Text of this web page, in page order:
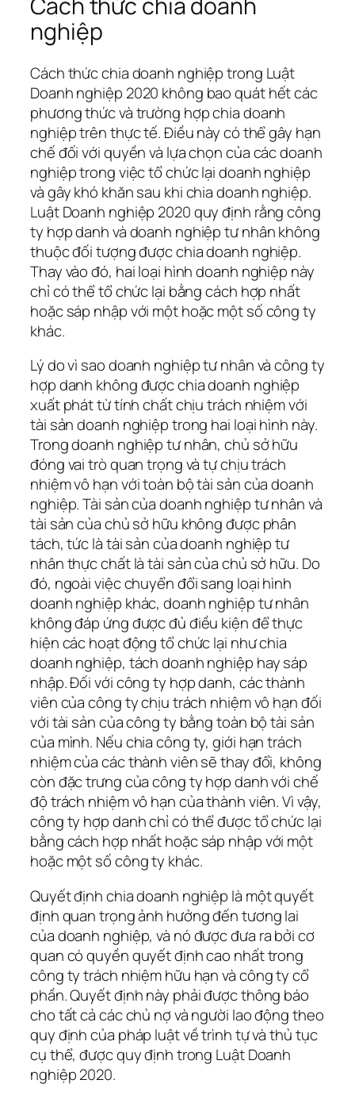
nghiệp
Cách thức chia doanh nghiệp trong Luật
Doanh nghiệp 2020 không bao quát hết các
phương thức và trường hợp chia doanh
nghiệp trên thực tế. Điều này có thể gây hạn
chế đối với quyền và lựa chọn của các doanh
nghiệp trong việc tổ chức lại doanh nghiệp
và gây khó khăn sau khi chia doanh nghiệp.
Luật Doanh nghiệp 2020 quy định rằng công
ty hợp danh và doanh nghiệp tư nhân không
thuộc đối tượng được chia doanh nghiệp.
Thay vào đó, hai loại hình doanh nghiệp này
chỉ có thể tổ chức lại bằng cách hợp nhất
hoặc sáp nhập với một hoặc một số công ty
khác.
Lý do vì sao doanh nghiệp tư nhân và công ty
hợp danh không được chia doanh nghiệp
xuất phát từ tính chất chịu trách nhiệm với
tài sản doanh nghiệp trong hai loại hình này.
Trong doanh nghiệp tư nhân, chủ sở hữu
đóng vai trò quan trọng và tự chịu trách
nhiệm vô hạn với toàn bộ tài sản của doanh
nghiệp. Tài sản của doanh nghiệp tư nhân và
tài sản của chủ sở hữu không được phân
tách, tức là tài sản của doanh nghiệp tư
nhân thực chất là tài sản của chủ sở hữu. Do
đó, ngoài việc chuyển đổi sang loại hình
doanh nghiệp khác, doanh nghiệp tư nhân
không đáp ứng được đủ điều kiện để thực
hiện các hoạt động tổ chức lại như chia
doanh nghiệp, tách doanh nghiệp hay sáp
nhập. Đối với công ty hợp danh, các thành
viên của công ty chịu trách nhiệm vô hạn đối
với tài sản của công ty bằng toàn bộ tài sản
của mình. Nếu chia công ty, giới hạn trách
nhiệm của các thành viên sẽ thay đổi, không
còn đặc trưng của công ty hợp danh với chế
độ trách nhiệm vô hạn của thành viên. Vì vậy,
công ty hợp danh chỉ có thể được tổ chức lại
bằng cách hợp nhất hoặc sáp nhập với một
hoặc một số công ty khác.
Quyết định chia doanh nghiệp là một quyết
định quan trọng ảnh hưởng đến tương lai
của doanh nghiệp, và nó được đưa ra bởi cơ
quan có quyền quyết định cao nhất trong
công ty trách nhiệm hữu hạn và công ty cổ
phần. Quyết định này phải được thông báo
cho tất cả các chủ nợ và người lao động theo
quy định của pháp luật về trình tự và thủ tục
cụ thể, được quy định trong Luật Doanh
nghiệp 2020.